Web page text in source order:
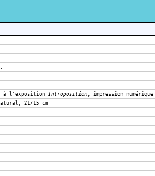
à l'exposition Introposition , impression numérique
21/15 cm